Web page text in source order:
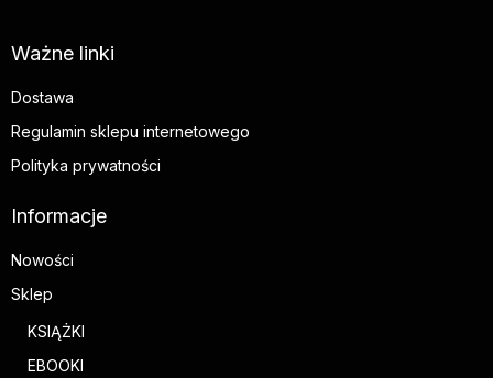
Ważne linki
Dostawa
Regulamin sklepu internetowego
Polityka prywatności
Informacje
Nowości
Sklep
KSIĄŻKI
EBOOKI